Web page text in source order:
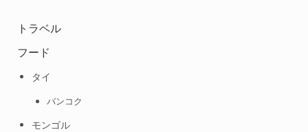
トラベル
フード
タイ
バンコク
モンゴル